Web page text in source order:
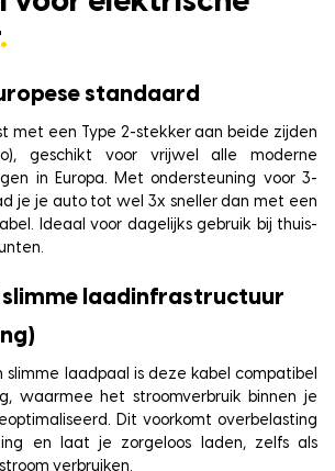
.
standaard
met een Type 2-stekker aan beide zijden
geschikt voor vrijwel alle moderne
in Europa. Met ondersteuning voor 3-
je je auto tot wel 3x sneller dan met een
Ideaal voor dagelijks gebruik bij thuis-
laadinfrastructuur
slimme laadpaal is deze kabel compatibel
waarmee het stroomverbruik binnen je
Dit voorkomt overbelasting
en laat je zorgeloos laden, zelfs als
verbruiken.